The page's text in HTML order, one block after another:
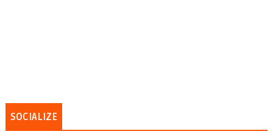
SOCIALIZE